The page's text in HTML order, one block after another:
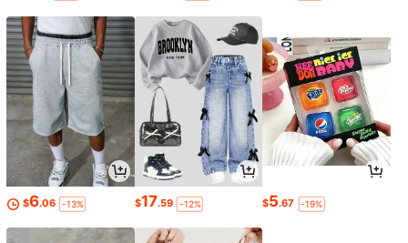
$6.06 -13% $17.59 -12% $5.67 -19%